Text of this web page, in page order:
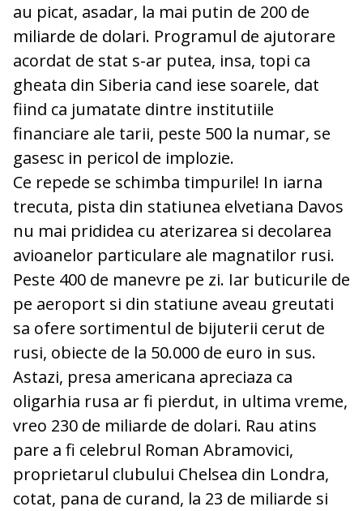
au picat, asadar, la mai putin de 200 de
miliarde de dolari. Programul de ajutorare
acordat de stat s-ar putea, insa, topi ca
gheata din Siberia cand iese soarele, dat
fiind ca jumatate dintre institutiile
financiare ale tarii, peste 500 la numar, se
gasesc in pericol de implozie.
Ce repede se schimba timpurile! In iarna
trecuta, pista din statiunea elvetiana Davos
nu mai prididea cu aterizarea si decolarea
avioanelor particulare ale magnatilor rusi.
Peste 400 de manevre pe zi. Iar buticurile de
pe aeroport si din statiune aveau greutati
sa ofere sortimentul de bijuterii cerut de
rusi, obiecte de la 50.000 de euro in sus.
Astazi, presa americana apreciaza ca
oligarhia rusa ar fi pierdut, in ultima vreme,
vreo 230 de miliarde de dolari. Rau atins
pare a fi celebrul Roman Abramovici,
proprietarul clubului Chelsea din Londra,
cotat, pana de curand, la 23 de miliarde si